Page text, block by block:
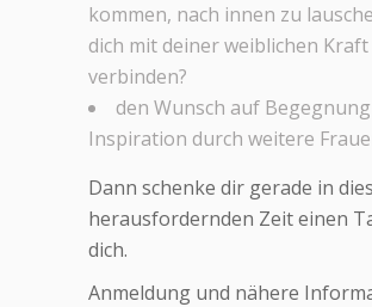
kommen, nach innen zu
dich mit deiner weiblichen Kraft
verbinden?
den Wunsch auf
Inspiration durch weitere
Dann schenke dir gerade in
herausfordernden Zeit einen
dich.
Anmeldung und nähere